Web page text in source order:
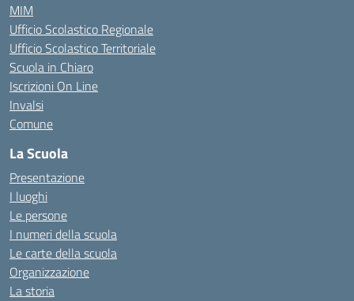
MIM
Ufficio Scolastico Regionale
Ufficio Scolastico Territoriale
Scuola in Chiaro
Iscrizioni On Line
Invalsi
Comune
La Scuola
Presentazione
I luoghi
Le persone
I numeri della scuola
Le carte della scuola
Organizzazione
La storia